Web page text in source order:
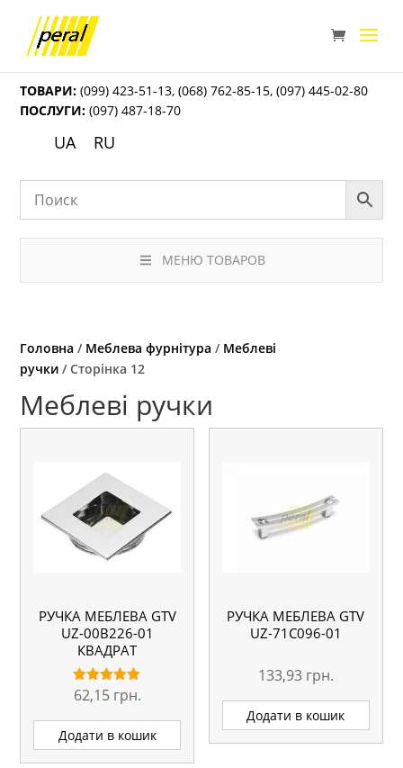
ТОВАРИ: (099) 423-51-13,(068) 762-85-15,(097) 445-02-80
ПОСЛУГИ: (097) 487-18-70
UA RU
МЕНЮ ТОВАРОВ
Головна / Меблева фурнітура / Меблеві
ручки / Сторінка 12
Меблеві ручки
РУЧКА МЕБЛЕВА GTV
UZ-00B226-01
КВАДРАТ
Оцінено в
5.00
з 5
62,15 грн.
Додати в кошик
РУЧКА МЕБЛЕВА GTV
UZ-71С096-01
133,93 грн.
Додати в кошик